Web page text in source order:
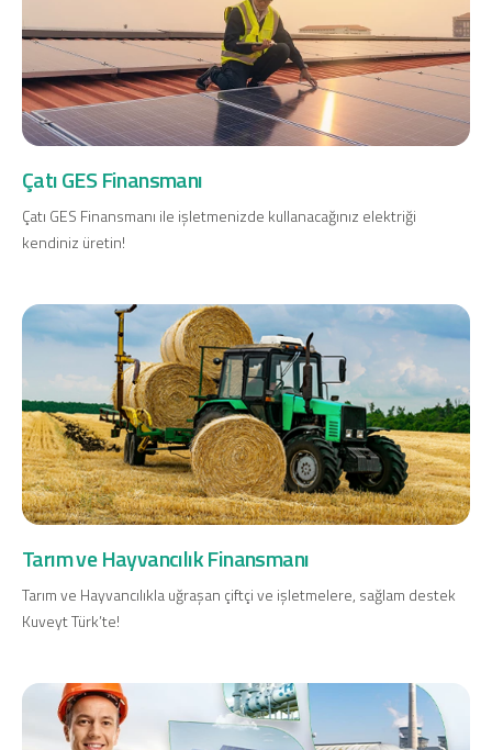
Çatı GES Finansmanı
Çatı GES Finansmanı ile işletmenizde kullanacağınız elektriği
kendiniz üretin!
Tarım ve Hayvancılık Finansmanı
Tarım ve Hayvancılıkla uğraşan çiftçi ve işletmelere, sağlam destek
Kuveyt Türk’te!